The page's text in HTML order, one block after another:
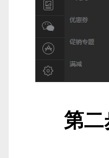
第二